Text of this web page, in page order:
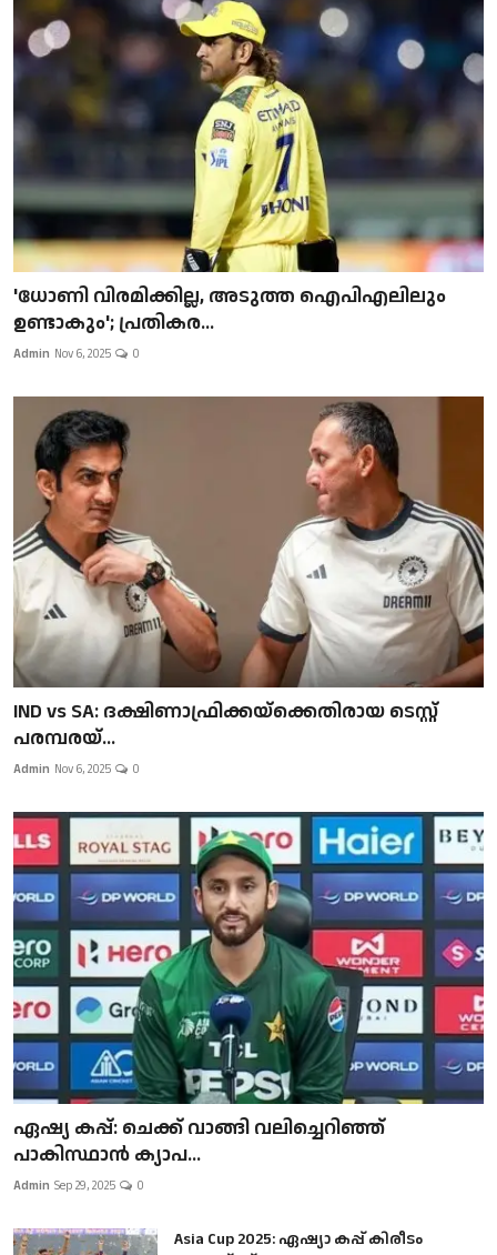
'ധോണി വിരമിക്കില്ല, അടുത്ത ഐപിഎലിലും
ഉണ്ടാകും'; പ്രതികര...
Admin Nov 6, 2025 0
IND vs SA: ദക്ഷിണാഫ്രിക്കയ്‌ക്കെതിരായ ടെസ്റ്റ്
പരമ്പരയ്...
Admin Nov 6, 2025 0
ഏഷ്യ കപ്പ്: ചെക്ക് വാങ്ങി വലിച്ചെറിഞ്ഞ്
പാകിസ്ഥാൻ ക്യാപ...
Admin Sep 29, 2025 0
Asia Cup 2025: ഏഷ്യാ കപ്പ് കിരീടം